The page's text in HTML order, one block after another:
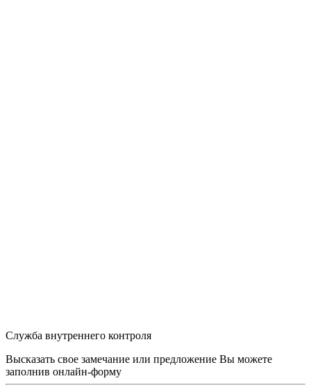
Служба внутреннего контроля
Высказать свое замечание или предложение Вы можете
заполнив онлайн-форму